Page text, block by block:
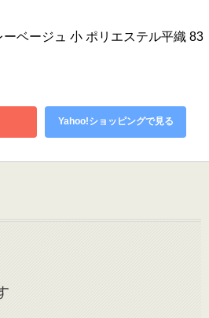
ベージュ 小 ポリエステル平織 83
Yahoo!ショッピングで見る